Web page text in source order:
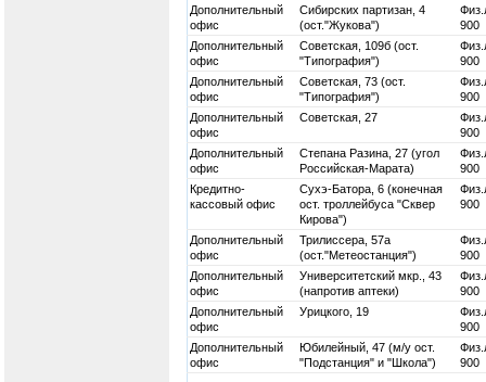
Дополнительный
офис
Сибирских партизан, 4
(ост."Жукова")
900
Дополнительный
офис
Советская, 109б (ост.
"Типография")
900
Дополнительный
офис
Советская, 73 (ост.
"Типография")
900
Дополнительный
офис
Советская, 27
900
Дополнительный
офис
Степана Разина, 27 (угол
Российская-Марата)
900
Кредитно-
кассовый офис
Сухэ-Батора, 6 (конечная
ост. троллейбуса "Сквер
Кирова")
900
Дополнительный
офис
Трилиссера, 57а
(ост."Метеостанция")
900
Дополнительный
офис
Университетский мкр., 43
(напротив аптеки)
900
Дополнительный
офис
Урицкого, 19
900
Дополнительный
офис
Юбилейный, 47 (м/у ост.
"Подстанция" и "Школа")
900